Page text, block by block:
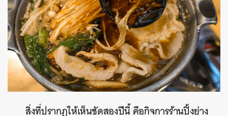
สิ่งที่ปรากฏให้เห็นชัดสองปีนี้ คือกิจการร้านปิ้งย่าง